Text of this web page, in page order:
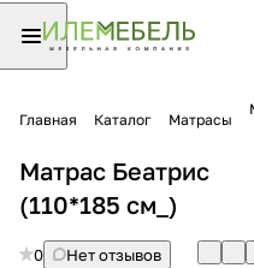
Главная Каталог Матрасы
Матрас Беатрис
(110*185 см_)
0
Нет отзывов